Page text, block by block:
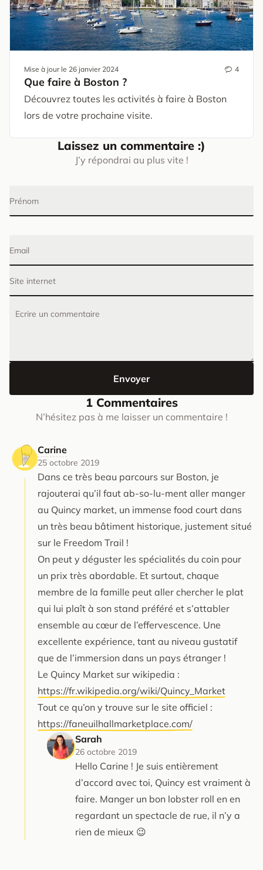
Mise à jour le 26 janvier 2024 4
Que faire à Boston ?
Découvrez toutes les activités à faire à Boston
lors de votre prochaine visite.
Laissez un commentaire :)
J’y répondrai au plus vite !
Prénom
Email
Site internet
Envoyer
1 Commentaires
N’hésitez pas à me laisser un commentaire !
Carine
25 octobre 2019
Dans ce très beau parcours sur Boston, je
rajouterai qu’il faut ab-so-lu-ment aller manger
au Quincy market, un immense food court dans
un très beau bâtiment historique, justement situé
sur le Freedom Trail !
On peut y déguster les spécialités du coin pour
un prix très abordable. Et surtout, chaque
membre de la famille peut aller chercher le plat
qui lui plaît à son stand préféré et s’attabler
ensemble au cœur de l’effervescence. Une
excellente expérience, tant au niveau gustatif
que de l’immersion dans un pays étranger !
Le Quincy Market sur wikipedia :
https://fr.wikipedia.org/wiki/Quincy_Market
Tout ce qu’on y trouve sur le site officiel :
https://faneuilhallmarketplace.com/
Sarah
26 octobre 2019
Hello Carine ! Je suis entièrement
d’accord avec toi, Quincy est vraiment à
faire. Manger un bon lobster roll en en
regardant un spectacle de rue, il n’y a
rien de mieux 😉